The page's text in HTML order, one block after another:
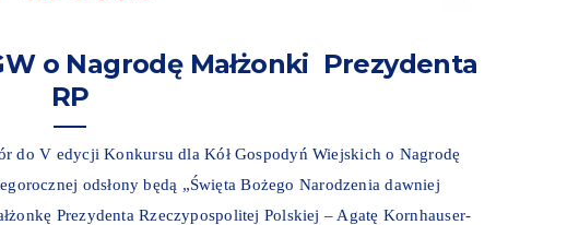
o Nagrodę Małżonki Prezydenta
RP
do V edycji Konkursu dla Kół Gospodyń Wiejskich o Nagrodę
odsłony będą „Święta Bożego Narodzenia dawniej
Prezydenta Rzeczypospolitej Polskiej – Agatę Kornhauser-